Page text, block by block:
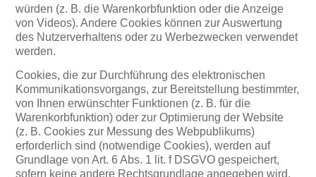
würden (z. B. die Warenkorbfunktion oder die Anzeige
von Videos). Andere Cookies können zur Auswertung
des Nutzerverhaltens oder zu Werbezwecken verwendet
werden.
Cookies, die zur Durchführung des elektronischen
Kommunikationsvorgangs, zur Bereitstellung bestimmter,
von Ihnen erwünschter Funktionen (z. B. für die
Warenkorbfunktion) oder zur Optimierung der Website
(z. B. Cookies zur Messung des Webpublikums)
erforderlich sind (notwendige Cookies), werden auf
Grundlage von Art. 6 Abs. 1 lit. f DSGVO gespeichert,
sofern keine andere Rechtsgrundlage angegeben wird.